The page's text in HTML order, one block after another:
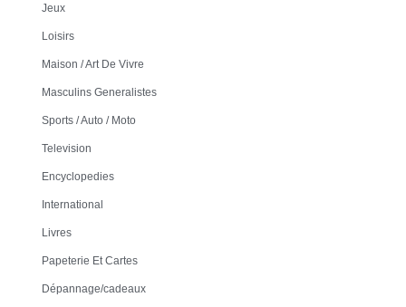
Jeux
Loisirs
Maison / Art De Vivre
Masculins Generalistes
Sports / Auto / Moto
Television
Encyclopedies
International
Livres
Papeterie Et Cartes
Dépannage/cadeaux